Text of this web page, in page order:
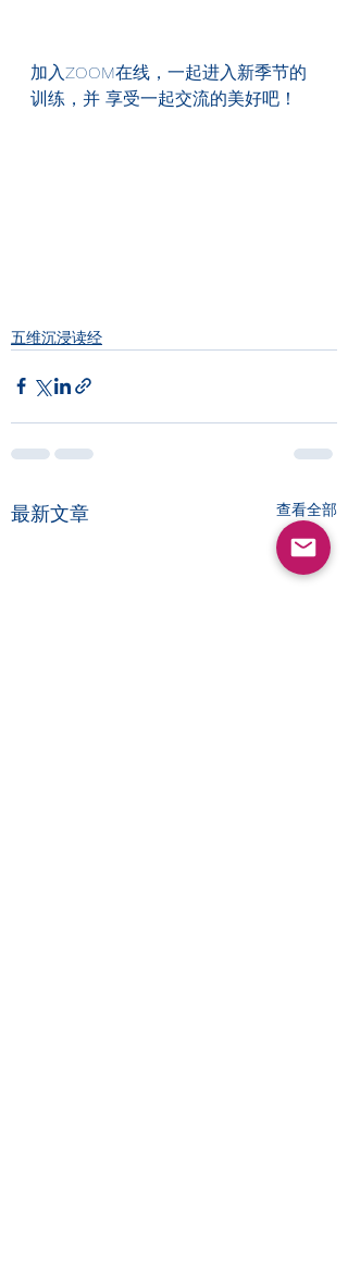
加入ZOOM在线，一起进入新季节的
训练，并 享受一起交流的美好吧！
五维沉浸读经
最新文章 查看全部